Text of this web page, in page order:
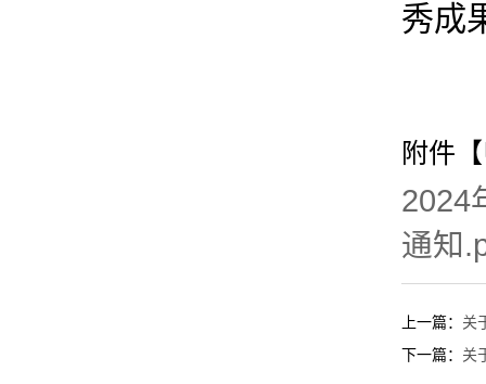
秀成
附件【
2024
通知
上一篇： 关
下一篇： 关